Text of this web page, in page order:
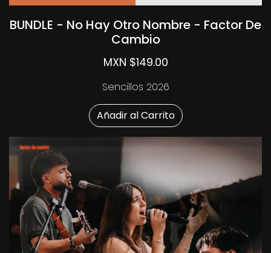
BUNDLE - No Hay Otro Nombre - Factor De
Cambio
MXN $149.00
Sencillos 2026
Añadir al Carrito